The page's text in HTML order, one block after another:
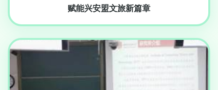
赋能兴安盟文旅新篇章